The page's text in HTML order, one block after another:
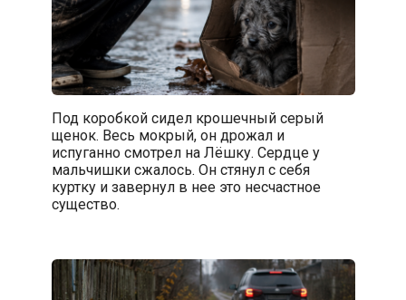
Под коробкой сидел крошечный серый
щенок. Весь мокрый, он дрожал и
испуганно смотрел на Лёшку. Сердце у
мальчишки сжалось. Он стянул с себя
куртку и завернул в нее это несчастное
существо.